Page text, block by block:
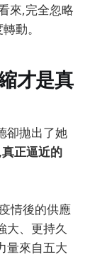
來,完全忽略
動。
才是真
卻拋出了她
正逼近的
情後的供應
大、更持久
量來自五大